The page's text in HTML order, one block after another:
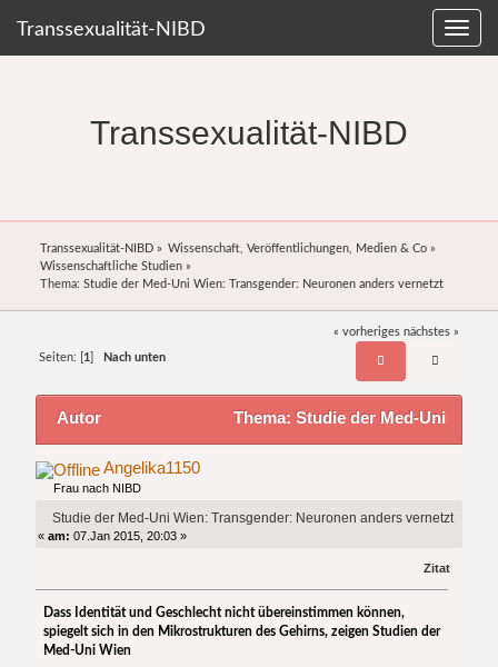
Transsexualität-NIBD
Transsexualität-NIBD
Transsexualität-NIBD» Wissenschaft, Veröffentlichungen, Medien & Co »
Wissenschaftliche Studien»
Thema: Studie der Med-Uni Wien: Transgender: Neuronen anders vernetzt
« vorheriges nächstes »
Seiten: [ 1 Nach unten
Autor Thema: Studie der Med-Uni
Wien: Transgender: Neuronen anders vernetzt
Angelika1150
Frau nach NIBD
Studie der Med-Uni Wien: Transgender: Neuronen anders vernetzt
«am: 07.Jan 2015, 20:03 »
Zitat
Dass Identität und Geschlecht nicht übereinstimmen können,
spiegelt sich in den Mikrostrukturen des Gehirns, zeigen Studien der
Med-Uni Wien